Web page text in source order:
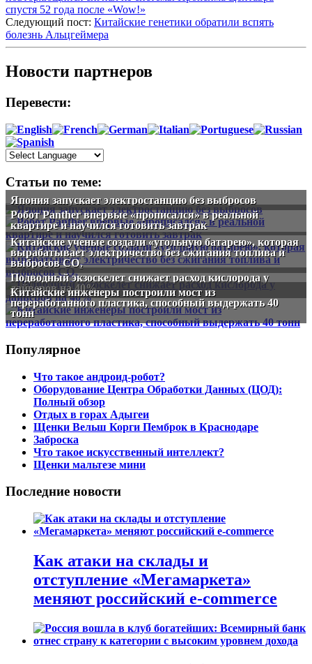
спустя 52 года после «Wow!»
Следующий пост: Китайские генетики обратили вспять
болезнь Альцгеймера
Новости партнеров
Перевести:
Статьи по теме:
Япония запускает электростанцию без выбросов
Робот Panther впервые «прописался» в реальной
квартире и научился готовить завтрак
Китайские ученые создали «угольную батарею», которая
вырабатывает электричество без сжигания топлива и
выбросов CO₂
Подводный экзоскелет снижает расход кислорода у
дайверов на 40%
Китайские инженеры построили мост из
переработанного пластика, способный выдержать 40
тонн
Популярное
Что такое андроид-робот?
Оборудование Центра Обработки Данных (ЦОД):
Полный обзор
Отдых в горах Адыгеи
Щенки Вельш Корги Пемброк в Краснодаре
Заброска
Что такое искусственный интеллект?
Щенки мальтезе мини
Последние новости
Как атаки на склады и
отступление «Мегамаркета»
меняют российский e-commerce